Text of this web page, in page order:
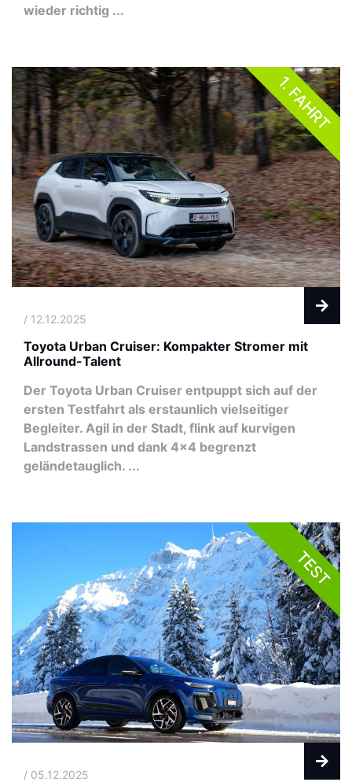
wieder richtig ...
1. FAHRT
/ 12.12.2025
Toyota Urban Cruiser: Kompakter Stromer mit
Allround-Talent
Der Toyota Urban Cruiser entpuppt sich auf der
ersten Testfahrt als erstaunlich vielseitiger
Begleiter. Agil in der Stadt, flink auf kurvigen
Landstrassen und dank 4x4 begrenzt
geländetauglich. ...
TEST
/ 05.12.2025